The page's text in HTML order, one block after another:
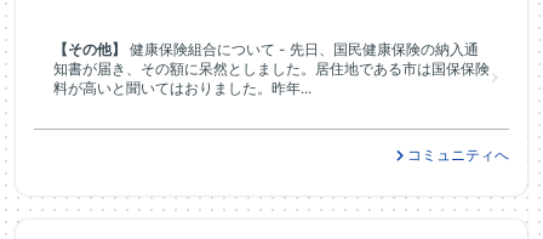
【その他】
健康保険組合について - 先日、国民健康保険の納入通
知書が届き、その額に呆然としました。居住地である市は国保保険
料が高いと聞いてはおりました。昨年...
コミュニティへ